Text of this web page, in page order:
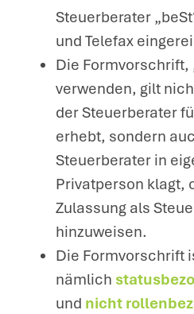
Steuerberater
und Telefax
Die Formvorschrift,
verwenden, gilt
der Steuerberater
erhebt, sondern
Steuerberater in
Privatperson klagt,
Zulassung als
hinzuweisen.
Die Formvorschrift
nämlich
und nicht